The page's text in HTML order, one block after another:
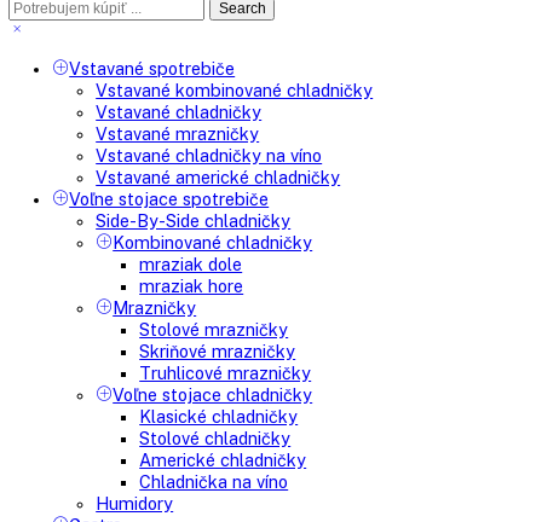
O spoločnosti
Kontaktujte nás
Search
Vstavané spotrebiče
Vstavané kombinované chladničky
Vstavané chladničky
Vstavané mrazničky
Vstavané chladničky na víno
Vstavané americké chladničky
Voľne stojace spotrebiče
Side-By-Side chladničky
Kombinované chladničky
mraziak dole
mraziak hore
Mrazničky
Stolové mrazničky
Skriňové mrazničky
Truhlicové mrazničky